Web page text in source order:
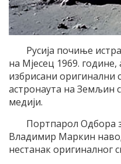
Русија почиње
на Мјесец 1969. године,
избрисани оригинални
астронаута на Земљин
медији.
Портпарол Одбора
Владимир Маркин
нестанак оригиналног